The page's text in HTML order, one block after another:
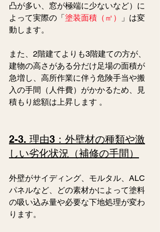
凸が多い、窓が極端に少ないなど）に
よって実際の「塗装面積（㎡）
」は変
動します。
また、2階建てよりも3階建ての方が、
建物の高さがある分だけ足場の面積が
急増し、高所作業に伴う危険手当や搬
入の手間（人件費）がかかるため、見
積もり総額は上昇します 。
2-3. 理由3：外壁材の種類や激
しい劣化状況（補修の手間）
外壁がサイディング、モルタル、ALC
パネルなど、どの素材かによって塗料
の吸い込み量や必要な下地処理が変わ
ります。